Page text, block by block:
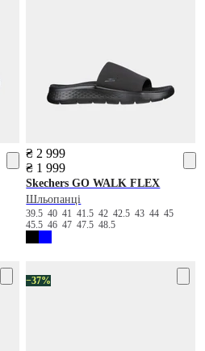
₴ 2 999
₴ 1 999
Skechers GO WALK FLEX
Шльопанці
39.5404141.54242.5434445
45.5464747.548.5
−37%